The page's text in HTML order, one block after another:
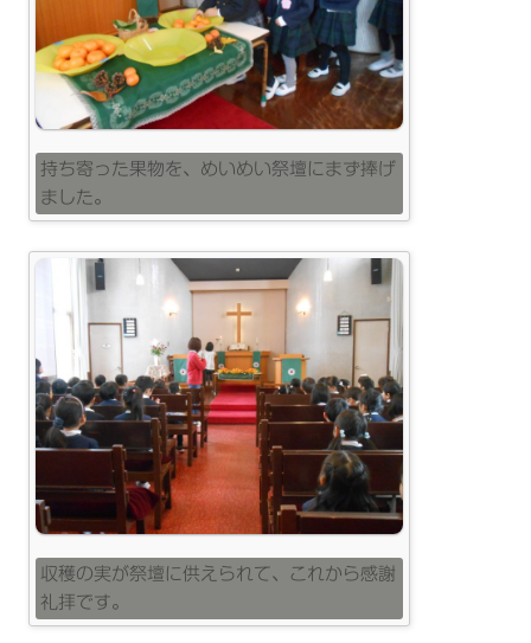
持ち寄った果物を、めいめい祭壇にまず捧げ
ました。
収穫の実が祭壇に供えられて、これから感謝
礼拝です。